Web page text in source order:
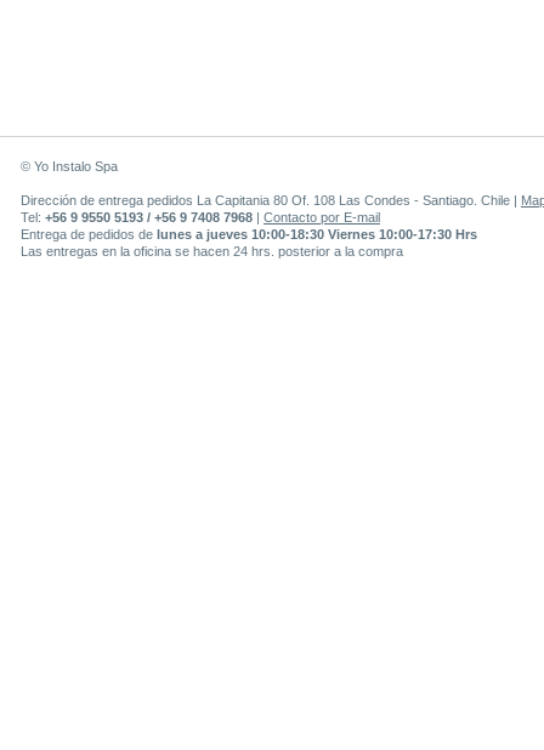
© Yo Instalo Spa
Dirección de entrega pedidos La Capitania 80 Of. 108 Las Condes - Santiago. Chile |
Tel: +56 9 9550 5193 / +56 9 7408 7968 | Contacto por E-mail
Entrega de pedidos de lunes a jueves 10:00-18:30 Viernes 10:00-17:30 Hrs
Las entregas en la oficina se hacen 24 hrs. posterior a la compra